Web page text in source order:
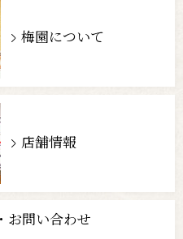
梅園について
店舗情報
お問い合わせ